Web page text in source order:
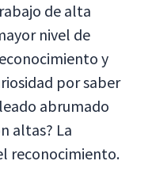
de alta
nivel de
y
por saber
abrumado
altas? La
reconocimiento.